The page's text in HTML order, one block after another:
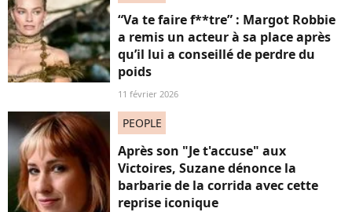
“Va te faire f**tre” : Margot Robbie
a remis un acteur à sa place après
qu’il lui a conseillé de perdre du
poids
11 février 2026
PEOPLE
Après son "Je t'accuse" aux
Victoires, Suzane dénonce la
barbarie de la corrida avec cette
reprise iconique